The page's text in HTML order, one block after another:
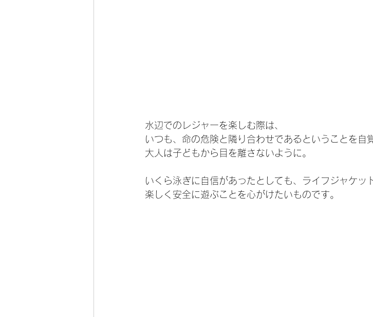
水辺でのレジャーを楽しむ際は、
いつも、命の危険と隣り合わせであるということを自
大人は子どもから目を離さないように。
いくら泳ぎに自信があったとしても、ライフジャケッ
楽しく安全に遊ぶことを心がけたいものです。